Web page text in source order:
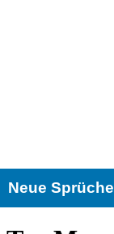
Neue Sprüche